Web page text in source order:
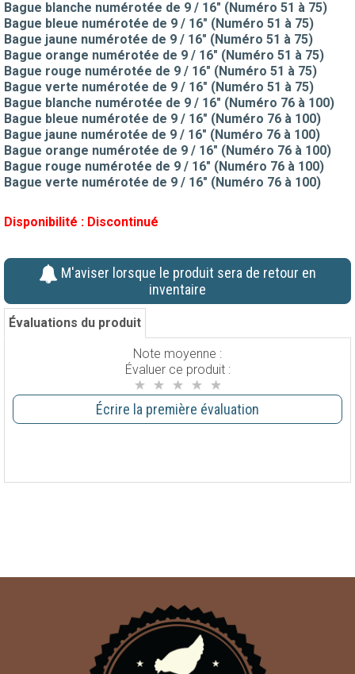
Bague blanche numérotée de 9 / 16" (Numéro 51 à 75)
Bague bleue numérotée de 9 / 16" (Numéro 51 à 75)
Bague jaune numérotée de 9 / 16" (Numéro 51 à 75)
Bague orange numérotée de 9 / 16" (Numéro 51 à 75)
Bague rouge numérotée de 9 / 16" (Numéro 51 à 75)
Bague verte numérotée de 9 / 16" (Numéro 51 à 75)
Bague blanche numérotée de 9 / 16" (Numéro 76 à 100)
Bague bleue numérotée de 9 / 16" (Numéro 76 à 100)
Bague jaune numérotée de 9 / 16" (Numéro 76 à 100)
Bague orange numérotée de 9 / 16" (Numéro 76 à 100)
Bague rouge numérotée de 9 / 16" (Numéro 76 à 100)
Bague verte numérotée de 9 / 16" (Numéro 76 à 100)
Disponibilité : Discontinué
M'aviser lorsque le produit sera de retour en
inventaire
Évaluations du produit
Note moyenne :
Évaluer ce produit :
Écrire la première évaluation